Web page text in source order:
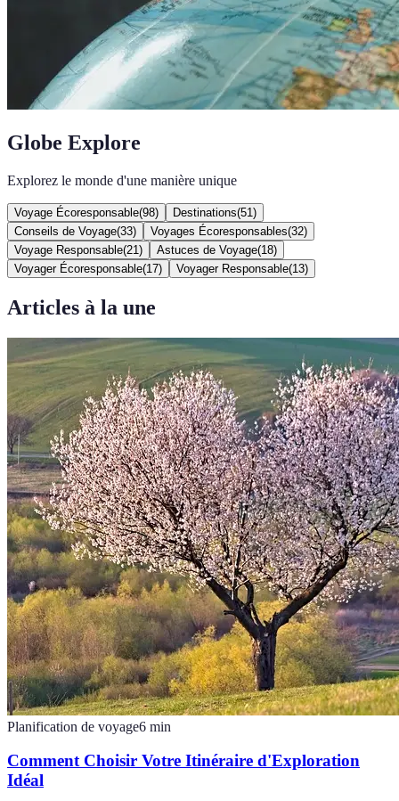
Globe Explore
Explorez le monde d'une manière unique
Voyage Écoresponsable(98) Destinations(51 )
Conseils de Voyage(33) Voyages Écoresponsables(32)
Voyage Responsable(21 ) Astuces de Voyage(18)
Voyager Écoresponsable(17) Voyager Responsable(13)
Articles à la une
Planification de voyage6 min
Comment Choisir Votre Itinéraire d'Exploration
Idéal